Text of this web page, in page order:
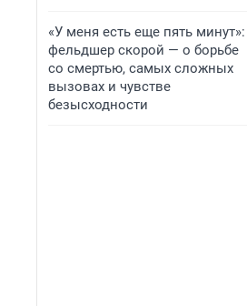
«У меня есть еще пять минут»:
фельдшер скорой — о борьбе
со смертью, самых сложных
вызовах и чувстве
безысходности